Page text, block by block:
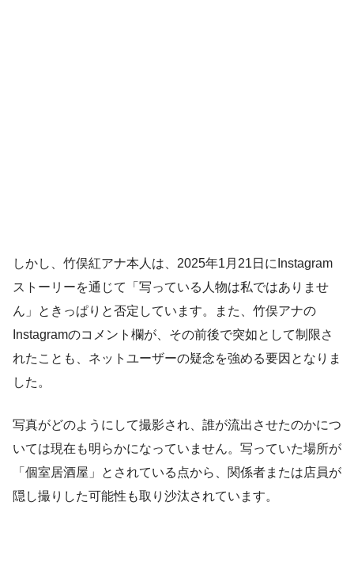
しかし、竹俣紅アナ本人は、2025年1月21日にInstagram
ストーリーを通じて「写っている人物は私ではありませ
ん」ときっぱりと否定しています。また、竹俣アナの
Instagramのコメント欄が、その前後で突如として制限さ
れたことも、ネットユーザーの疑念を強める要因となりま
した。
写真がどのようにして撮影され、誰が流出させたのかにつ
いては現在も明らかになっていません。写っていた場所が
「個室居酒屋」とされている点から、関係者または店員が
隠し撮りした可能性も取り沙汰されています。